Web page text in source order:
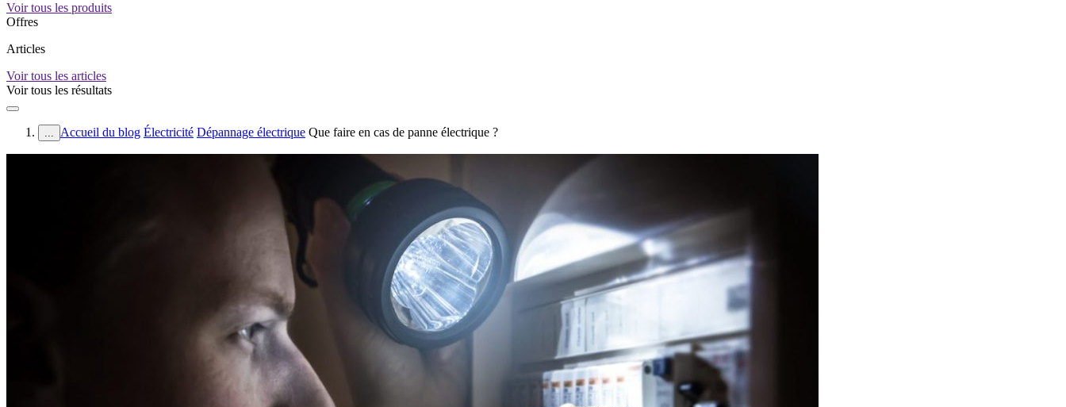
Voir tous les produits
Offres
Articles
Voir tous les articles
Voir tous les résultats
... Accueil du blog Électricité Dépannage électrique Que faire en cas de panne électrique ?